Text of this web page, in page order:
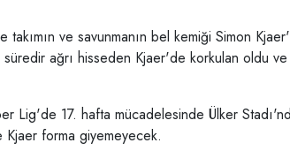
takımın ve savunmanın bel kemiği Simon
ağrı hisseden Kjaer'de korkulan oldu ve
Lig'de 17. hafta mücadelesinde Ülker
Kjaer forma giyemeyecek.